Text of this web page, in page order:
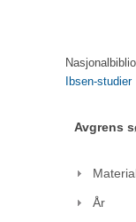
Ibsen-studier
Avgrens
År